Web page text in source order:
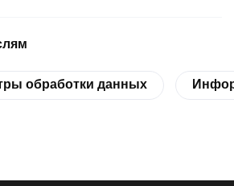
обработки данных